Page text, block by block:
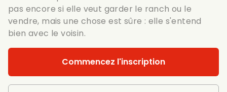
pas encore si elle veut garder le ranch ou le
vendre, mais une chose est sûre : elle s'entend
bien avec le voisin.
Commencez l'inscription